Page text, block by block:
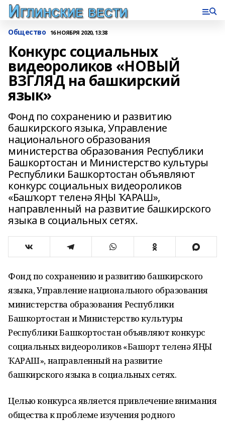
Общество 16 НОЯБРЯ 2020, 13:38
Конкурс социальных
видеороликов «НОВЫЙ
ВЗГЛЯД на башкирский
язык»
Фонд по сохранению и развитию
башкирского языка, Управление
национального образования
министерства образования Республики
Башкортостан и Министерство культуры
Республики Башкортостан объявляют
конкурс социальных видеороликов
«Башҡорт теленә ЯҢЫ ҠАРАШ»,
направленный на развитие башкирского
языка в социальных сетях.
Фонд по сохранению и развитию башкирского
языка, Управление национального образования
министерства образования Республики
Башкортостан и Министерство культуры
Республики Башкортостан объявляют конкурс
социальных видеороликов «Башҡорт теленә ЯҢЫ
ҠАРАШ», направленный на развитие
башкирского языка в социальных сетях.
Целью конкурса является привлечение внимания
общества к проблеме изучения родного